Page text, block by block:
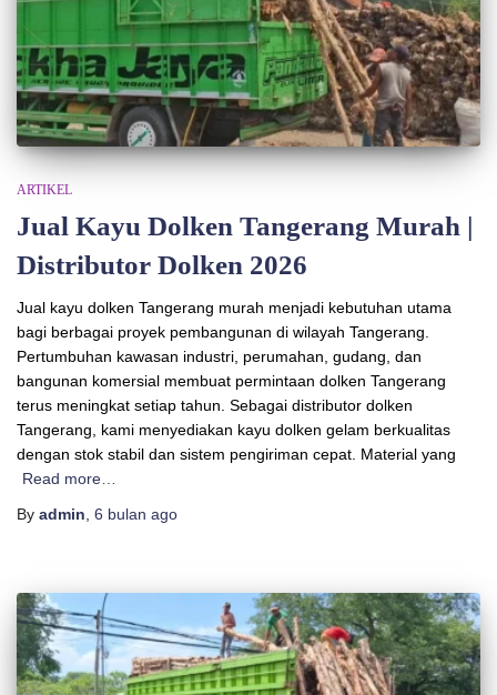
ARTIKEL
Jual Kayu Dolken Tangerang Murah |
Distributor Dolken 2026
Jual kayu dolken Tangerang murah menjadi kebutuhan utama
bagi berbagai proyek pembangunan di wilayah Tangerang.
Pertumbuhan kawasan industri, perumahan, gudang, dan
bangunan komersial membuat permintaan dolken Tangerang
terus meningkat setiap tahun. Sebagai distributor dolken
Tangerang, kami menyediakan kayu dolken gelam berkualitas
dengan stok stabil dan sistem pengiriman cepat. Material yang
Read more…
By admin 6 bulan ago